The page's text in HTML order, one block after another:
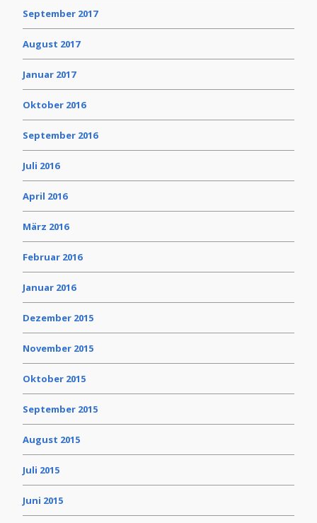
September 2017
August 2017
Januar 2017
Oktober 2016
September 2016
Juli 2016
April 2016
März 2016
Februar 2016
Januar 2016
Dezember 2015
November 2015
Oktober 2015
September 2015
August 2015
Juli 2015
Juni 2015